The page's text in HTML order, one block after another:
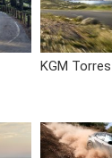
KGM Torres